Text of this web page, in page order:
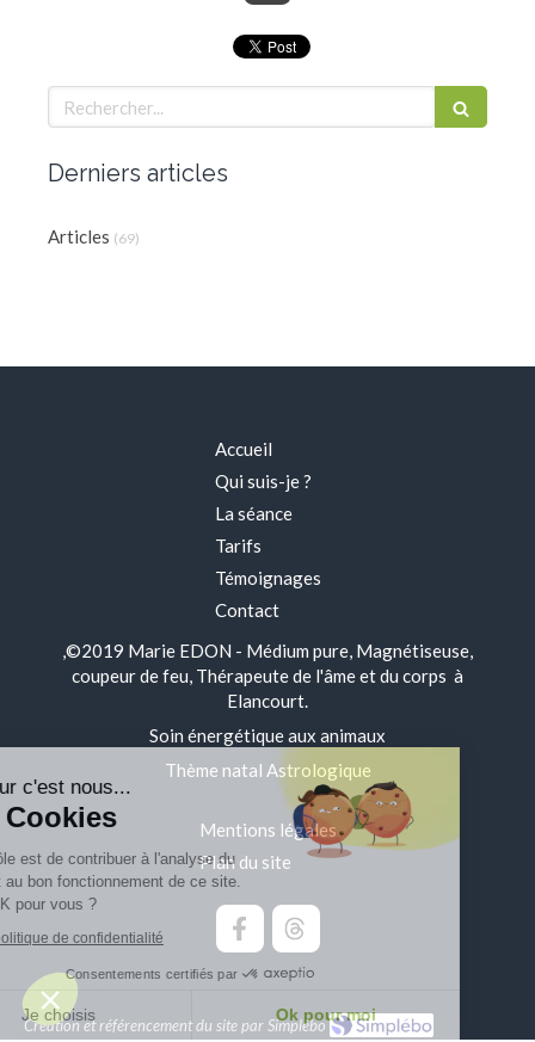
Rechercher
Derniers articles
Articles (69)
Accueil
Qui suis-je ?
La séance
Tarifs
Témoignages
Contact
,©2019 Marie EDON - Médium pure, Magnétiseuse,
coupeur de feu, Thérapeute de l'âme et du corps à
Elancourt.
Soin énergétique aux animaux
Thème natal Astrologique
Mentions légales
Plan du site
Création et référencement du site par Simplébo
Bonjour c'est nous...
Les Cookies
Notre rôle est de contribuer à l'analyse du
trafic et au bon fonctionnement de ce site.
C'est OK pour vous ?
Lire la politique de confidentialité
Consentements certifiés par
Je choisis Ok pour moi